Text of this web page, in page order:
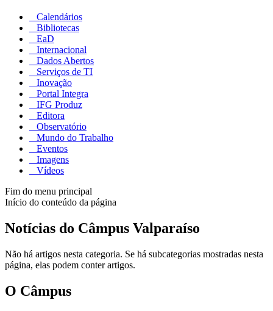
Calendários
Bibliotecas
EaD
Internacional
Dados Abertos
Serviços de TI
Inovação
Portal Integra
IFG Produz
Editora
Observatório
Mundo do Trabalho
Eventos
Imagens
Vídeos
Fim do menu principal
Início do conteúdo da página
Notícias do Câmpus Valparaíso
Não há artigos nesta categoria. Se há subcategorias mostradas nesta
página, elas podem conter artigos.
O Câmpus